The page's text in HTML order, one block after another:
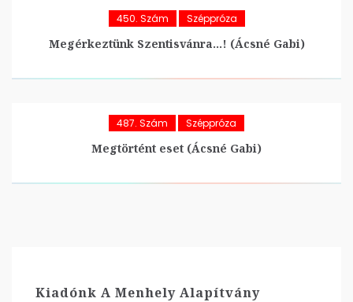
450. Szám Széppróza
Megérkeztünk Szentisvánra…! (Ácsné Gabi)
487. Szám Széppróza
Megtörtént eset (Ácsné Gabi)
Kiadónk A Menhely Alapítvány